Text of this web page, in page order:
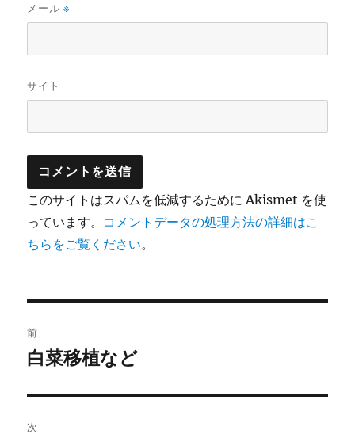
メール※
サイト
このサイトはスパムを低減するために Akismet を使
っています。 コメントデータの処理方法の詳細はこ
ちらをご覧ください。
稿
ビ
前
前
投
稿:
白菜移植など
次